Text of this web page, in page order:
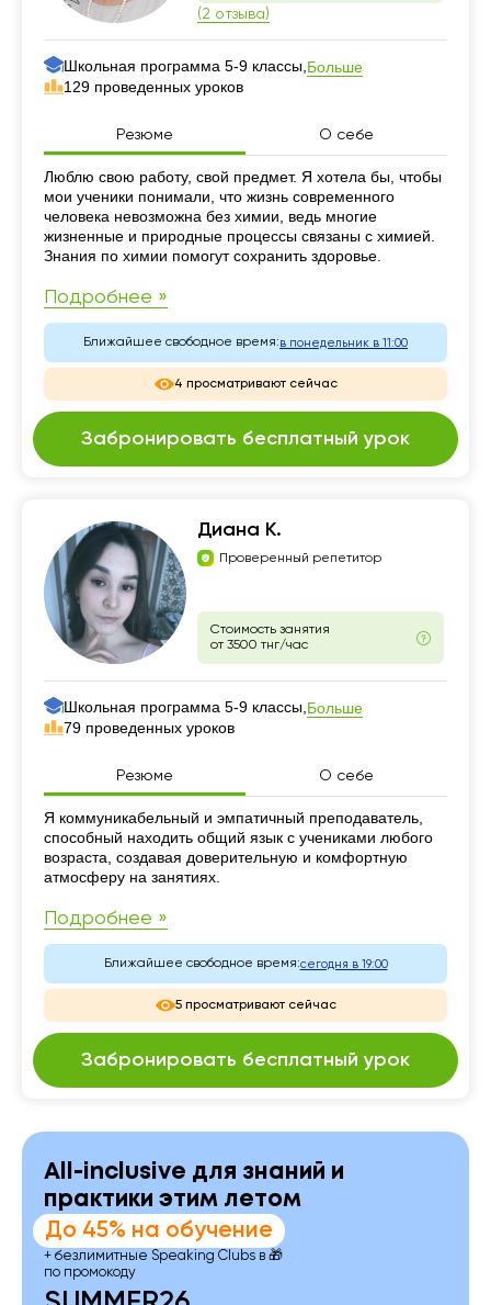
(2 отзыва)
Школьная программа 5-9 классы, Больше
129 проведенных уроков
Резюме О себе
Резюме
Люблю свою работу, свой предмет. Я хотела бы, чтобы
мои ученики понимали, что жизнь современного
человека невозможна без химии, ведь многие
жизненные и природные процессы связаны с химией.
Знания по химии помогут сохранить здоровье.
Подробнее »
Ближайшее свободное время:в понедельник в 11:00
4 просматривают сейчас
Забронировать бесплатный урок
Диана К.
Проверенный репетитор
Стоимость занятия
от 3500 тнг/час
Школьная программа 5-9 классы, Больше
79 проведенных уроков
Резюме О себе
Резюме
Я коммуникабельный и эмпатичный преподаватель,
способный находить общий язык с учениками любого
возраста, создавая доверительную и комфортную
атмосферу на занятиях.
Подробнее »
Ближайшее свободное время:сегодня в 19:00
5 просматривают сейчас
Забронировать бесплатный урок
All-inclusive для знаний и
практики этим летом
До 45% на обучение
+ безлимитные Speaking Clubs в 🎁
по промокоду